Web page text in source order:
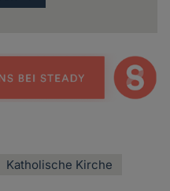
Katholische Kirche